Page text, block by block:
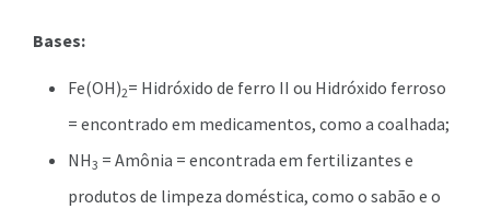
Bases:
Fe(OH)2= Hidróxido de ferro II ou Hidróxido ferroso
= encontrado em medicamentos, como a coalhada;
NH3 = Amônia = encontrada em fertilizantes e
produtos de limpeza doméstica, como o sabão e o